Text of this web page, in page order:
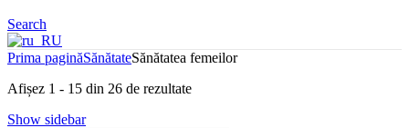
Search
Prima paginăSănătateSănătatea femeilor
Afișez 1 - 15 din 26 de rezultate
Show sidebar